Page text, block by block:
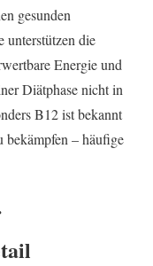
gesunden
unterstützen die
Energie und
Diätphase nicht in
B12 ist bekannt
– häufige